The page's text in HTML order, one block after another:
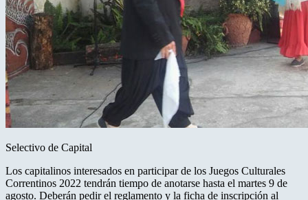
Selectivo de Capital
Los capitalinos interesados en participar de los Juegos Culturales
Correntinos 2022 tendrán tiempo de anotarse hasta el martes 9 de
agosto. Deberán pedir el reglamento y la ficha de inscripción al